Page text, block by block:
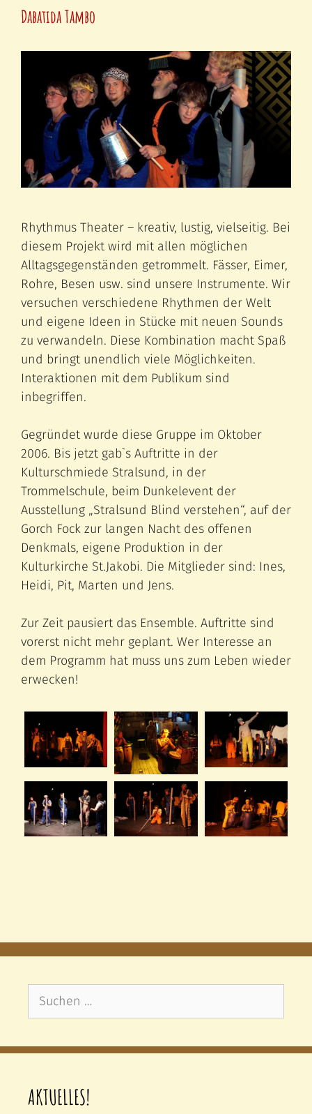
Dabatida Tambo
Rhythmus Theater – kreativ, lustig, vielseitig. Bei
diesem Projekt wird mit allen möglichen
Alltagsgegenständen getrommelt. Fässer, Eimer,
Rohre, Besen usw. sind unsere Instrumente. Wir
versuchen verschiedene Rhythmen der Welt
und eigene Ideen in Stücke mit neuen Sounds
zu verwandeln. Diese Kombination macht Spaß
und bringt unendlich viele Möglichkeiten.
Interaktionen mit dem Publikum sind
inbegriffen.
Gegründet wurde diese Gruppe im Oktober
2006. Bis jetzt gab`s Auftritte in der
Kulturschmiede Stralsund, in der
Trommelschule, beim Dunkelevent der
Ausstellung „Stralsund Blind verstehen“, auf der
Gorch Fock zur langen Nacht des offenen
Denkmals, eigene Produktion in der
Kulturkirche St.Jakobi. Die Mitglieder sind: Ines,
Heidi, Pit, Marten und Jens.
Zur Zeit pausiert das Ensemble. Auftritte sind
vorerst nicht mehr geplant. Wer Interesse an
dem Programm hat muss uns zum Leben wieder
erwecken!
Suchen
AKTUELLES!